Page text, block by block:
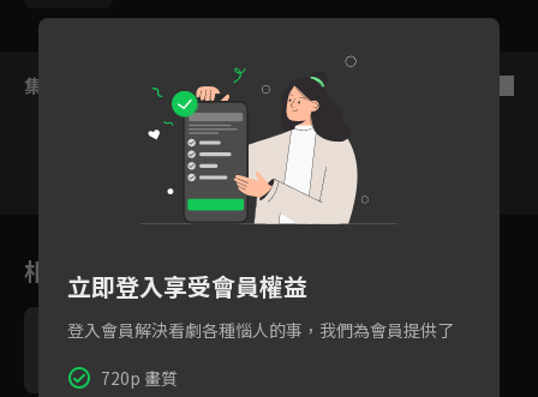
集數列表
9 10 11
相關花絮
立即登入享受會員權益
登入會員解決看劇各種惱人的事，我們為會員提供了
720p 畫質